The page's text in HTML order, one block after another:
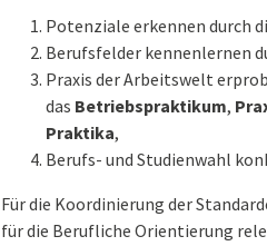
Potenziale erkennen durch
Berufsfelder kennenlernen
Praxis der Arbeitswelt
das Betriebspraktikum,
Praktika,
Berufs- und Studienwahl
Für die Koordinierung der
für die Berufliche Orientierung